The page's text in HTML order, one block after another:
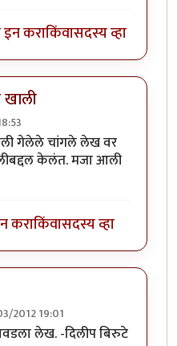
कराकिंवासदस्य व्हा
गेलेले चांगले लेख वर
केलंत. मजा आली
कराकिंवासदस्य व्हा
2012 19:01
लेख. -दिलीप बिरुटे